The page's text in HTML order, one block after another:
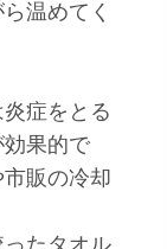
温めてく
症をとる
果的で
販の冷却
たタオル